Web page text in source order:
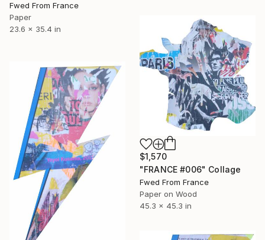
Fwed From France
Paper
23.6 x 35.4 in
$1,570
"FRANCE #006" Collage
Fwed From France
Paper on Wood
45.3 x 45.3 in